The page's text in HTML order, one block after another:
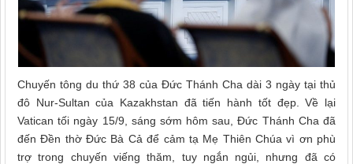
Chuyến tông du thứ 38 của Đức Thánh Cha dài 3 ngày tại thủ
đô Nur-Sultan của Kazakhstan đã tiến hành tốt đẹp. Về lại
Vatican tối ngày 15/9, sáng sớm hôm sau, Đức Thánh Cha đã
đến Đền thờ Đức Bà Cả để cảm tạ Mẹ Thiên Chúa vì ơn phù
trợ trong chuyến viếng thăm, tuy ngắn ngủi, nhưng đã có